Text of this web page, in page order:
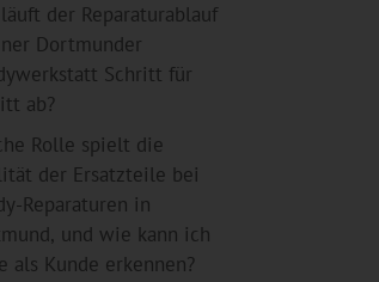
der Reparaturablauf
Dortmunder
Schritt für
ab?
Rolle spielt die
der Ersatzteile bei
Reparaturen in
und wie kann ich
als Kunde erkennen?